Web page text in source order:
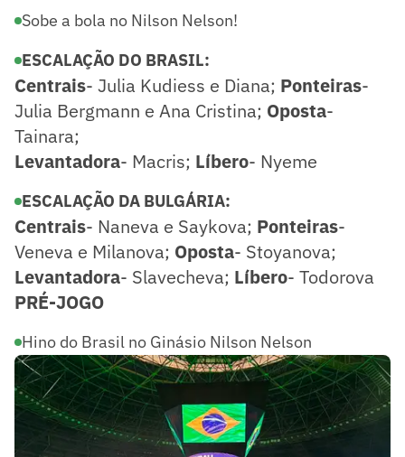
Sobe a bola no Nilson Nelson!
ESCALAÇÃO DO BRASIL:
Centrais- Julia Kudiess e Diana; Ponteiras-
Julia Bergmann e Ana Cristina; Oposta-
Tainara;
Levantadora- Macris; Líbero- Nyeme
ESCALAÇÃO DA BULGÁRIA:
Centrais- Naneva e Saykova; Ponteiras-
Veneva e Milanova; Oposta- Stoyanova;
Levantadora- Slavecheva; Líbero- Todorova
PRÉ-JOGO
Hino do Brasil no Ginásio Nilson Nelson